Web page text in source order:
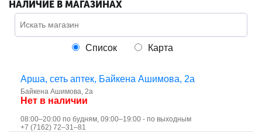
НАЛИЧИЕ В МАГАЗИНАХ
Список Карта
Арша, сеть аптек, Байкена Ашимова, 2а
Байкена Ашимова, 2а
Нет в наличии
08:00–20:00 по будням, 09:00–19:00 - по выходным
+7 (7162) 72‒31‒81